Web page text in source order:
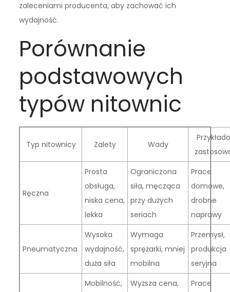
zaleceniami producenta, aby zachować ich
wydajność.
Porównanie
podstawowych
typów nitownic
Typ nitownicy Zalety Wady
Ręczna
Prosta
obsługa,
niska cena,
lekka
Ograniczona
siła, męcząca
przy dużych
seriach
Prace
domowe,
drobne
naprawy
Pneumatyczna
Wysoka
wydajność,
duża siła
Wymaga
sprężarki, mniej
mobilna
Przemysł,
produkcja
seryjna
Mobilność,
Wyższa cena,
Prace